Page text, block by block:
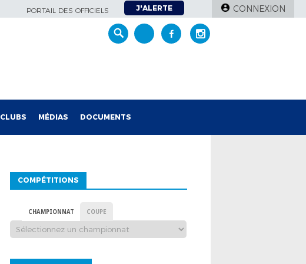
PORTAIL DES OFFICIELS J'ALERTE CONNEXION
CLUBS MÉDIAS DOCUMENTS
COMPÉTITIONS
CHAMPIONNAT COUPE